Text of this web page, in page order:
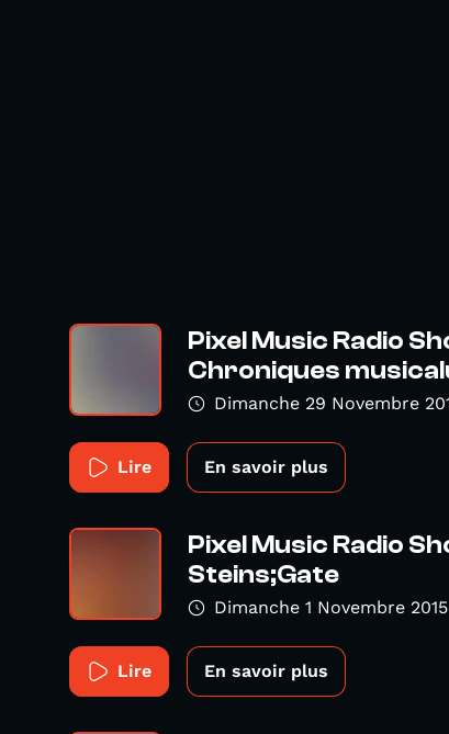
Pixel Music Radio
Chroniques
Dimanche 29 Novembre
Lire En savoir plus
Pixel Music Radio
Steins;Gate
Dimanche 1 Novembre 2015
Lire En savoir plus